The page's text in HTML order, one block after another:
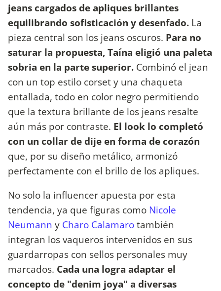
jeans cargados de apliques brillantes
equilibrando sofisticación y desenfado. La
pieza central son los jeans oscuros. Para no
saturar la propuesta, Taína eligió una paleta
sobria en la parte superior. Combinó el jean
con un top estilo corset y una chaqueta
entallada, todo en color negro permitiendo
que la textura brillante de los jeans resalte
aún más por contraste. El look lo completó
con un collar de dije en forma de corazón
que, por su diseño metálico, armonizó
perfectamente con el brillo de los apliques.
No solo la influencer apuesta por esta
tendencia, ya que figuras como Nicole
Neumann y Charo Calamarotambién
integran los vaqueros intervenidos en sus
guardarropas con sellos personales muy
marcados. Cada una logra adaptar el
concepto de "denim joya" a diversas